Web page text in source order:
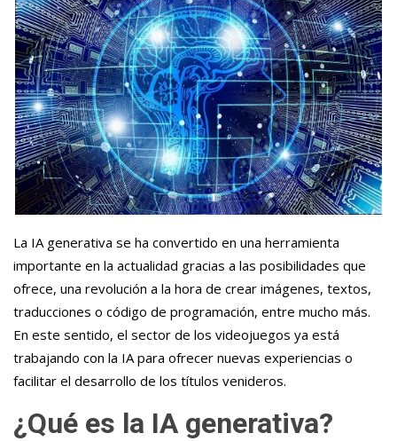
La IA generativa se ha convertido en una herramienta
importante en la actualidad gracias a las posibilidades que
ofrece, una revolución a la hora de crear imágenes, textos,
traducciones o código de programación, entre mucho más.
En este sentido, el sector de los videojuegos ya está
trabajando con la IA para ofrecer nuevas experiencias o
facilitar el desarrollo de los títulos venideros.
¿Qué es la IA generativa?